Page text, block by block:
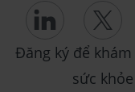
Đăng ký để
sức